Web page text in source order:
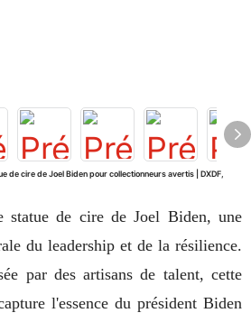
de cire de Joel Biden pour collectionneurs avertis | DXDF,
statue de cire de Joel Biden, une
du leadership et de la résilience.
par des artisans de talent, cette
l'essence du président Biden